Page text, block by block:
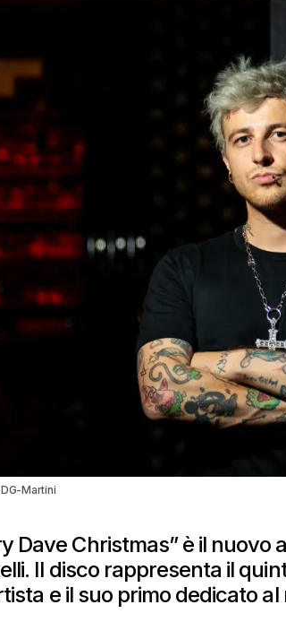
Martini
Dave Christmas” è il nuovo
Il disco rappresenta il
e il suo primo dedicato